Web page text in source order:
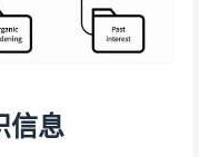
信息